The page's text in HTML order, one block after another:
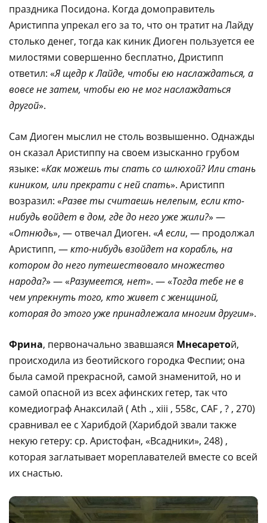
праздника Посидона. Когда домоправитель
Аристиппа упрекал его за то, что он тратит на Лайду
столько денег, тогда как киник Диоген пользуется ее
милостями совершенно бесплатно, Дристипп
ответил: «Я щедр к Лайде, чтобы ею наслаждаться, а
вовсе не затем, чтобы ею не мог наслаждаться
другой».
Сам Диоген мыслил не столь возвышенно. Однажды
он сказал Аристиппу на своем изысканно грубом
языке: «Как можешь ты спать со шлюхой? Или стань
киником, или прекрати с ней спать». Аристипп
возразил: «Разве ты считаешь нелепым, если кто-
нибудь войдет в дом, где до него уже жили?» —
«Отнюдь», — отвечал Диоген. «А если, — продолжал
Аристипп, —кто-нибудь взойдет на корабль, на
котором до него путешествовало множество
народа?» — «Разумеется, нет». — «Тогда тебе не в
чем упрекнуть того, кто живет с женщиной,
которая до этого уже принадлежала многим другим».
Фрина, первоначально звавшаяся Мнесаретой,
происходила из беотийского городка Феспии; она
была самой прекрасной, самой знаменитой, но и
самой опасной из всех афинских гетер, так что
комедиограф Анаксилай ( Ath ., xiii , 558с, CAF , ? , 270)
сравнивал ее с Харибдой (Харибдой звали также
некую гетеру: ср. Аристофан, «Всадники», 248) ,
которая заглатывает мореплавателей вместе со всей
их снастью.